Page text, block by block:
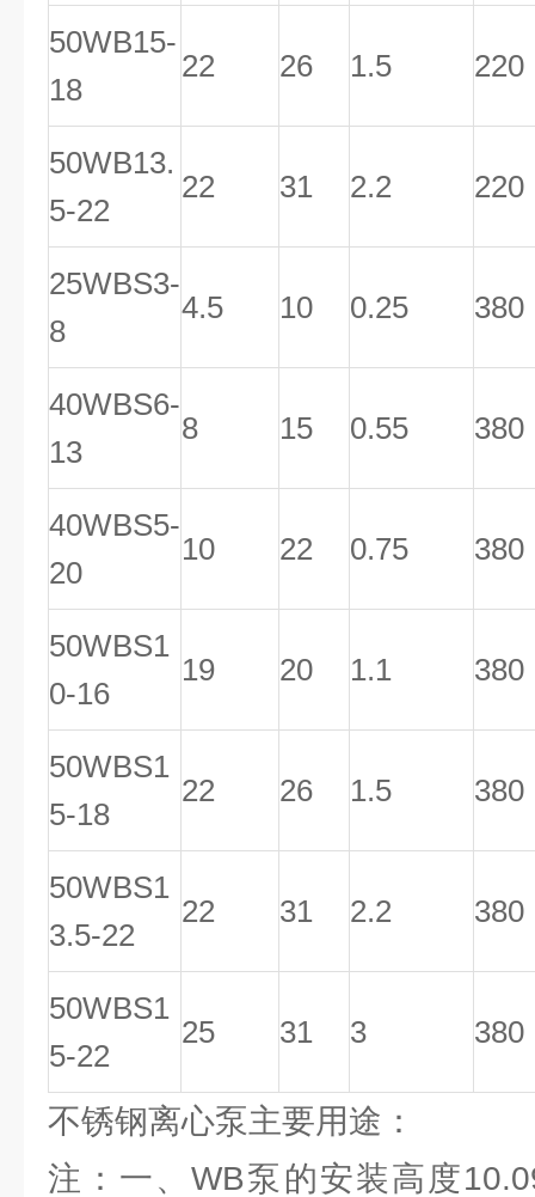
50WB15-
18
22 26 1.5 220
50WB13.
5-22
22 31 2.2 220
25WBS3-
8
4.5 10 0.25 380
40WBS6-
13
8 15 0.55 380
40WBS5-
20
10 22 0.75 380
50WBS1
0-16
19 20 1.1 380
50WBS1
5-18
22 26 1.5 380
50WBS1
3.5-22
22 31 2.2 380
50WBS1
5-22
25 31 3 380
不锈钢离心泵主要用途：
注：一、WB泵的安装高度